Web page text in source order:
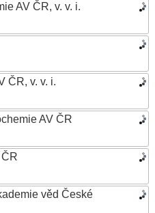
AV ČR, v. v. i.
ČR, v. v. i.
AV ČR
věd České